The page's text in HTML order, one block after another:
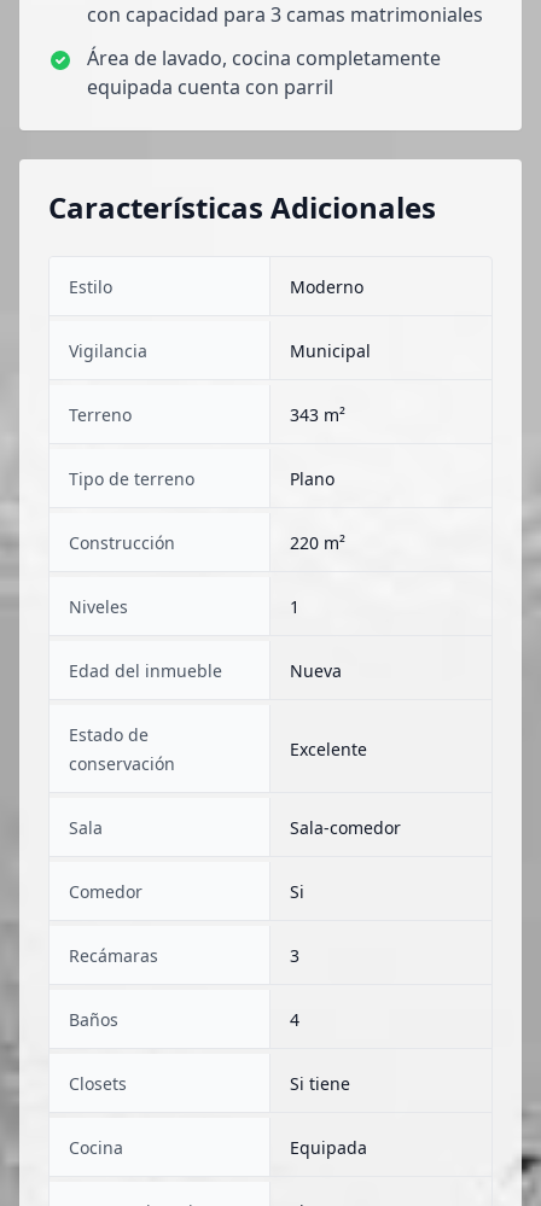
con capacidad para 3 camas matrimoniales
Área de lavado, cocina completamente
equipada cuenta con parril
Características Adicionales
Estilo Moderno
Vigilancia Municipal
Terreno 343 m²
Tipo de terreno Plano
Construcción 220 m²
Niveles 1
Edad del inmueble Nueva
Estado de
conservación
Excelente
Sala Sala-comedor
Comedor Si
Recámaras 3
Baños 4
Closets Si tiene
Cocina Equipada